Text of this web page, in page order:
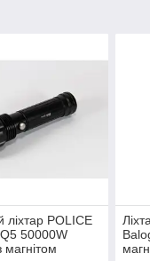
ліхтар POLICE
50000W
магнітом